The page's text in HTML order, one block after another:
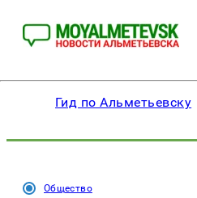
Гид по Альметьевску
Общество